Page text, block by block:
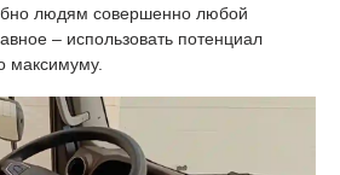
людям совершенно любой
– использовать потенциал
максимуму.